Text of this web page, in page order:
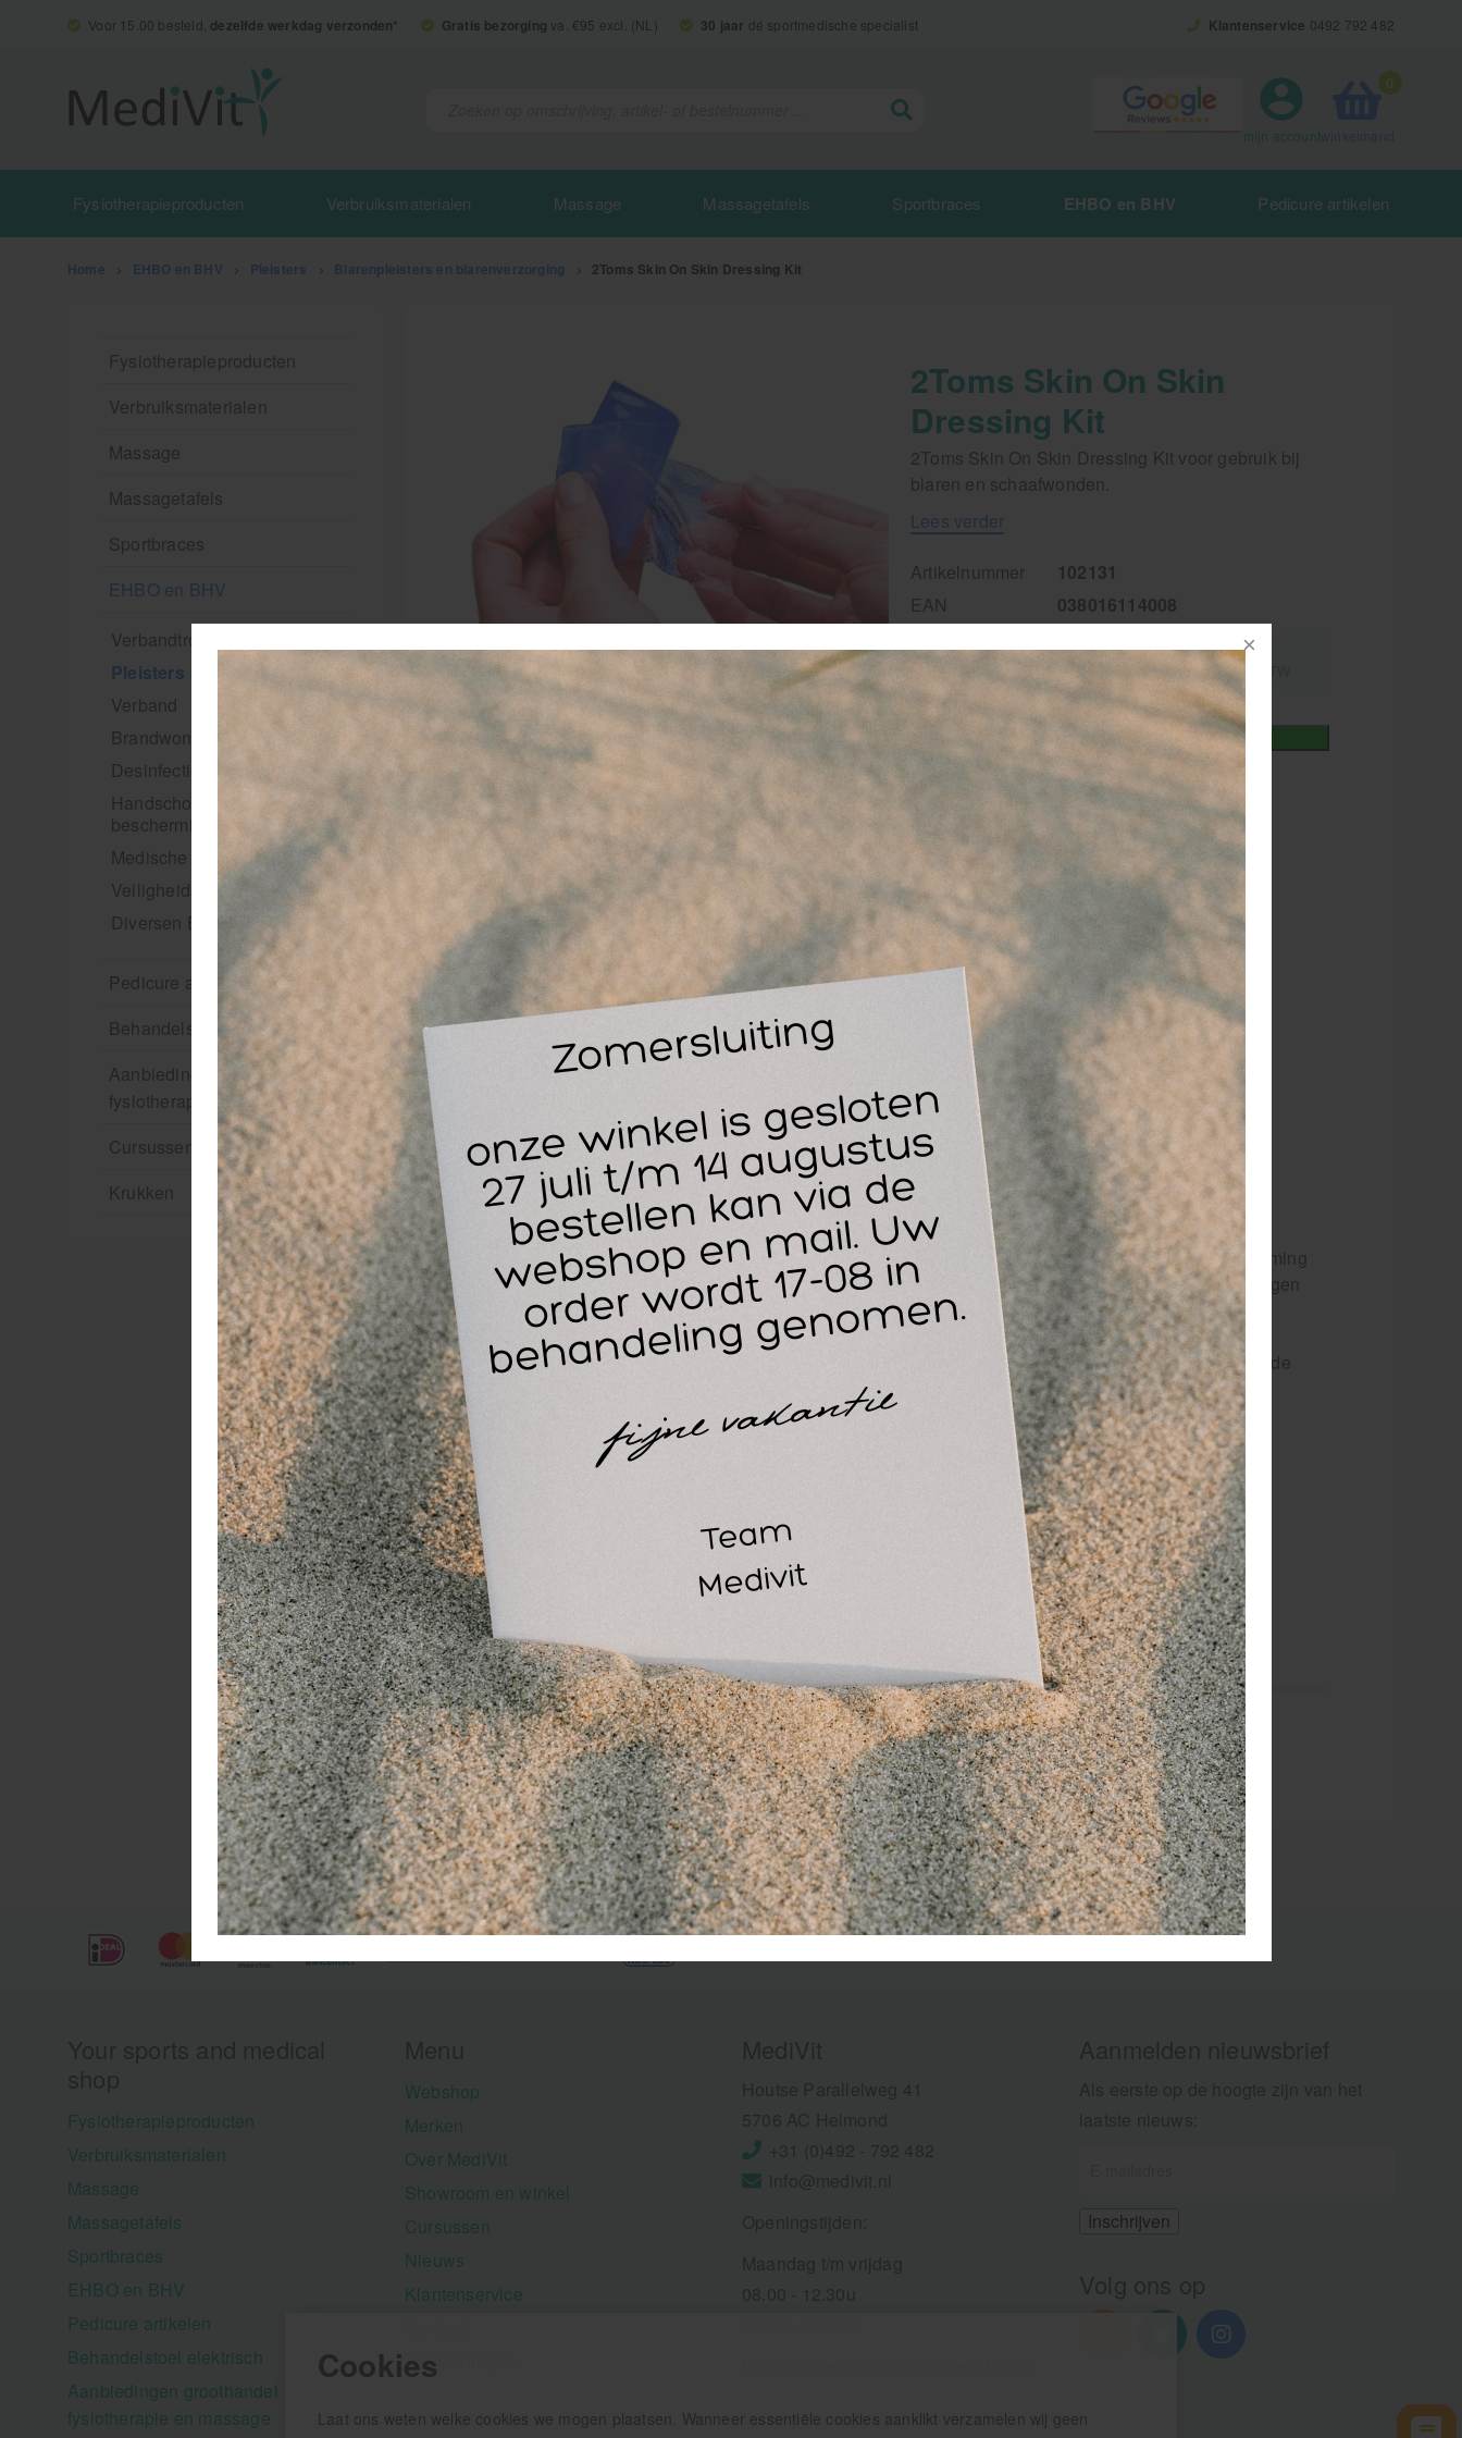
Cookies
Laat ons weten welke cookies we mogen plaatsen. Wanneer essentiële cookies aanklikt verzamelen wij geen
Voor 15.00 besteld, dezelfde werkdag verzonden* Gratis bezorging va. €95 excl. (NL) 30 jaar dé sportmedische specialist Klantenservice 0492 792 482
0
mijn account
Fysiotherapieproducten Verbruiksmaterialen Massage Massagetafels Sportbraces EHBO en BHV Pedicure artikelen
Home EHBO en BHV Pleisters Blarenpleisters en blarenverzorging 2Toms Skin On Skin Dressing Kit
Fysiotherapieproducten
Verbruiksmaterialen
Massage
Massagetafels
Sportbraces
EHBO en BHV
Verbandtrommels
Pleisters
Verband
Brandwonden verzorging
Desinfectie middelen
Handschoenen en
bescherming
Medische hulpmiddelen
Veiligheidshesjes
Diversen EHBO en BHV
Pedicure artikelen
Behandelstoel elektrisch
Aanbiedingen groothandel
fysiotherapie en massage
Cursussen
Krukken
2Toms Skin On Skin
Dressing Kit
2Toms Skin On Skin Dressing Kit voor gebruik bij
blaren en schaafwonden.
Lees verder
Artikelnummer
102131
EAN
038016114008
14,63 excl.
9% BTW 15,95 incl.
9% BTW
In winkelmand
voor 15.00 besteld
dezelfde werkdag
verzonden!
GRATISbezorging va. €95,- excl. btw
14 dagen
retourgarantie
30 jaar
dé paramedisch specialist
2Toms Skin On Skin Dressing Kit voor het verzachten & beschermen van blaren, schaafwonden en
huidirritaties.
2Toms Skin On Skin Dressing Kit bevat een geavanceerde formule hydrogel voor langdurige bescherming
en flexibiliteit van de huid. Skin on Skin hydrogel pads zijn gemaakt van zuiver water. De pleisters zorgen
direct voor verzachting en beschermen de huidproblemen tegen verdere problemen.
De Skin on Skin Adhesive Shield zorgen voor extra bescherming en houden de hydrogel pleisters op de
juiste locatie. Eenvoudig op maat te knippen en geschikt voor iedere locatie op het lichaam.
Skin On Skin Dressing Kit inhoud:
2 Hydrogel pads van 16 cm x 7,5 cm
7 Adhesive shields. 5x Small 7,5 cm x 3,7 cm en 2x Large 12,7 cm x 7,5 cm
Fysiotherapieproducten
Verbruiksmaterialen
Massage
Massagetafels
Sportbraces
EHBO en BHV
Pedicure artikelen
Behandelstoel elektrisch
Aanbiedingen groothandel
fysiotherapie en massage
Webshop
Merken
Over MediVit
Showroom en winkel
Cursussen
Nieuws
Klantenservice
Aanbiedingen